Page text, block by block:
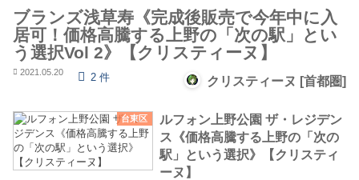
ブランズ浅草寿《完成後販売で今年中に入
居可！価格高騰する上野の「次の駅」とい
う選択Vol 2》【クリスティーヌ】
2021.05.20 2 件 クリスティーヌ [首都圏]
台東区
ルフォン上野公園 ザ・レジデン
ス《価格高騰する上野の「次の
駅」という選択》【クリスティ
ーヌ】